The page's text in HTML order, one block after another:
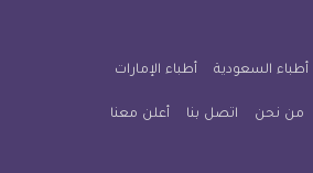
معلومة
للآيفون
أطباء السعودية أطباء الإمارات
من نحن اتصل بنا أعلن معنا